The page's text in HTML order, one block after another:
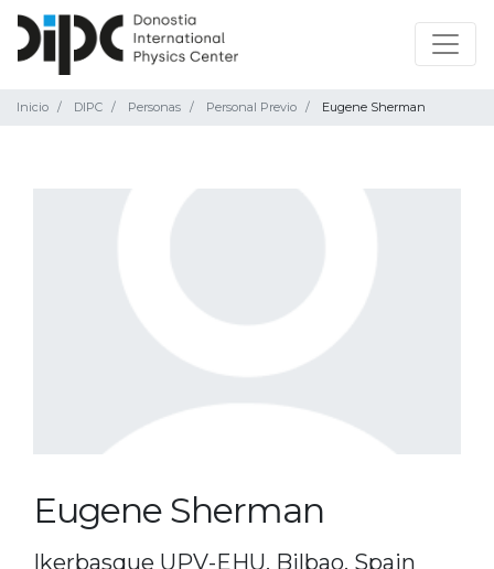
Inicio DIPC Personas Personal Previo Eugene Sherman
Eugene Sherman
Ikerbasque UPV-EHU, Bilbao, Spain